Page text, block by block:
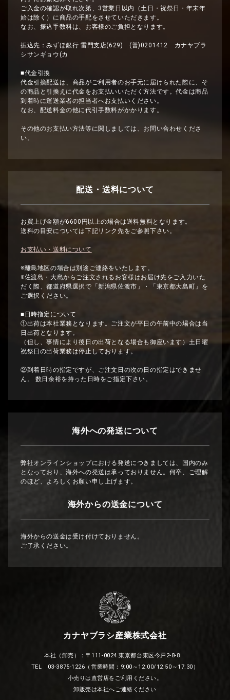
ご入金の確認が取れ次第、3営業日以内（土日・祝祭日・年末年
始は除く）に商品の手配をさせていただきます。
なお、振込手数料は、お客様のご負担となります。
振込先：みずほ銀行 雷門支店(629) (普)0201412 カナヤブラ
シサンギョウ(カ
■代金引換
代金引換配送は、商品がご利用者のお手元に届けられた際に、そ
の商品と引換えに代金をお支払いいただく方法です。代金は商品
到着時に運送業者の担当者へお支払いください。
なお、配送料金の他に代引手数料がかかります。
その他のお支払い方法等に関しましては、お問い合わせくださ
い。
配送・送料について
お買上げ金額が6600円以上の場合は送料無料となります。
送料の目安については下記リンク先をご参照下さい。
お支払い・送料について
※離島地区の場合は別途ご連絡をいたします。
※佐渡島・大島からご注文されるお客様はお届け先をご入力いた
だく際、都道府県選択で「新潟県佐渡市」・「東京都大島町」を
ご選択ください。
■日時指定について
①出荷は本社業務となります。ご注文が平日の午前中の場合は当
日出荷となります。
（但し、事情により後日の出荷となる場合も御座います）土日曜
祝祭日の出荷業務は停止しております。
②到着日時の指定ですが、ご注文日の次の日の指定はできませ
ん。 数日余裕を持った日時をご指定下さい。
海外への発送について
弊社オンラインショップにおける発送につきましては、国内のみ
となっており、海外への発送は承っておりません。何卒、ご理解
のほど、よろしくお願い申し上げます。
海外からの送金について
海外からの送金は受け付けておりません。
ご了承ください。
カナヤブラシ産業株式会社
本社（卸売）：〒111-0024 東京都台東区今戸2-8-8
TEL 03-3875-1226（営業時間：9:00～12:00/12:50～17:30）
小売りは直営店をご利用ください。
卸販売は本社へご連絡ください